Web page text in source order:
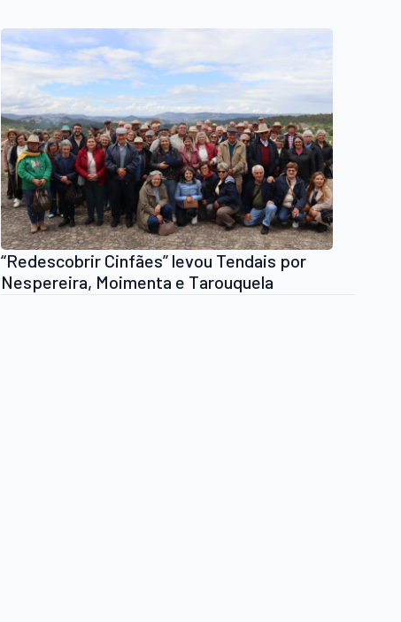
“Redescobrir Cinfães” levou Tendais por
Nespereira, Moimenta e Tarouquela